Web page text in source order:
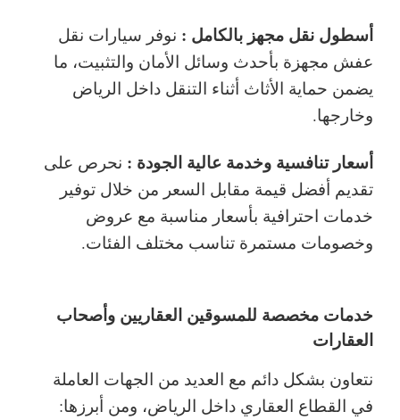
أسطول نقل مجهز بالكامل : نوفر سيارات نقل
عفش مجهزة بأحدث وسائل الأمان والتثبيت، ما
يضمن حماية الأثاث أثناء التنقل داخل الرياض
وخارجها.
أسعار تنافسية وخدمة عالية الجودة : نحرص على
تقديم أفضل قيمة مقابل السعر من خلال توفير
خدمات احترافية بأسعار مناسبة مع عروض
وخصومات مستمرة تناسب مختلف الفئات.
خدمات مخصصة للمسوقين العقاريين وأصحاب
العقارات
نتعاون بشكل دائم مع العديد من الجهات العاملة
في القطاع العقاري داخل الرياض، ومن أبرزها: